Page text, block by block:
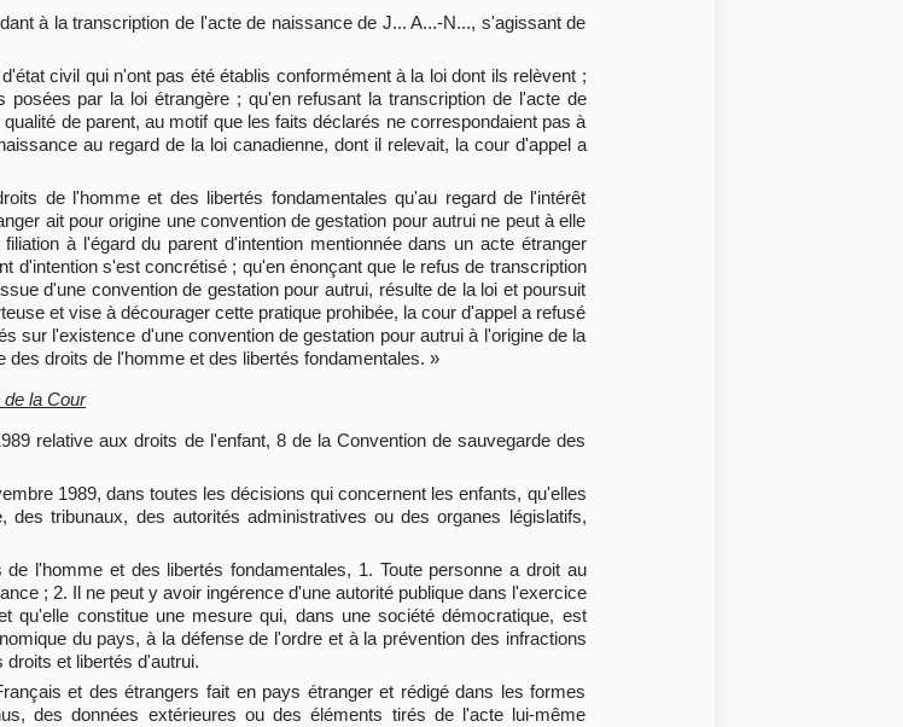
à la transcription de l'acte de naissance de J... A...-N..., s'agissant de
civil qui n'ont pas été établis conformément à la loi dont ils relèvent ;
par la loi étrangère ; qu'en refusant la transcription de l'acte de
de parent, au motif que les faits déclarés ne correspondaient pas à
au regard de la loi canadienne, dont il relevait, la cour d'appel a
de l'homme et des libertés fondamentales qu'au regard de l'intérêt
ait pour origine une convention de gestation pour autrui ne peut à elle
à l'égard du parent d'intention mentionnée dans un acte étranger
d'intention s'est concrétisé ; qu'en énonçant que le refus de transcription
d'une convention de gestation pour autrui, résulte de la loi et poursuit
et vise à décourager cette pratique prohibée, la cour d'appel a refusé
sur l'existence d'une convention de gestation pour autrui à l'origine de la
droits de l'homme et des libertés fondamentales. »
la Cour
relative aux droits de l'enfant, 8 de la Convention de sauvegarde des
1989, dans toutes les décisions qui concernent les enfants, qu'elles
tribunaux, des autorités administratives ou des organes législatifs,
l'homme et des libertés fondamentales, 1. Toute personne a droit au
; 2. Il ne peut y avoir ingérence d'une autorité publique dans l'exercice
constitue une mesure qui, dans une société démocratique, est
du pays, à la défense de l'ordre et à la prévention des infractions
droits et libertés d'autrui.
et des étrangers fait en pays étranger et rédigé dans les formes
des données extérieures ou des éléments tirés de l'acte lui-même